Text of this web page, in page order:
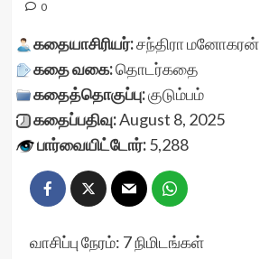
0
கதையாசிரியர்:சந்திரா மனோகரன்
கதை வகை:தொடர்கதை
கதைத்தொகுப்பு:குடும்பம்
கதைப்பதிவு:August 8, 2025
பார்வையிட்டோர்:5,288
வாசிப்பு நேரம்: 7நிமிடங்கள்